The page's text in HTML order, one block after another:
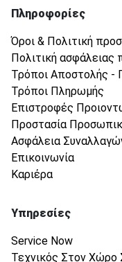
Πληροφορίες
Όροι & Πολιτική
Πολιτική ασφάλειας
Τρόποι Αποστολής -
Τρόποι Πληρωμής
Επιστροφές
Προστασία
Ασφάλεια
Επικοινωνία
Καριέρα
Υπηρεσίες
Service Now
Τεχνικός Στον Χώρο